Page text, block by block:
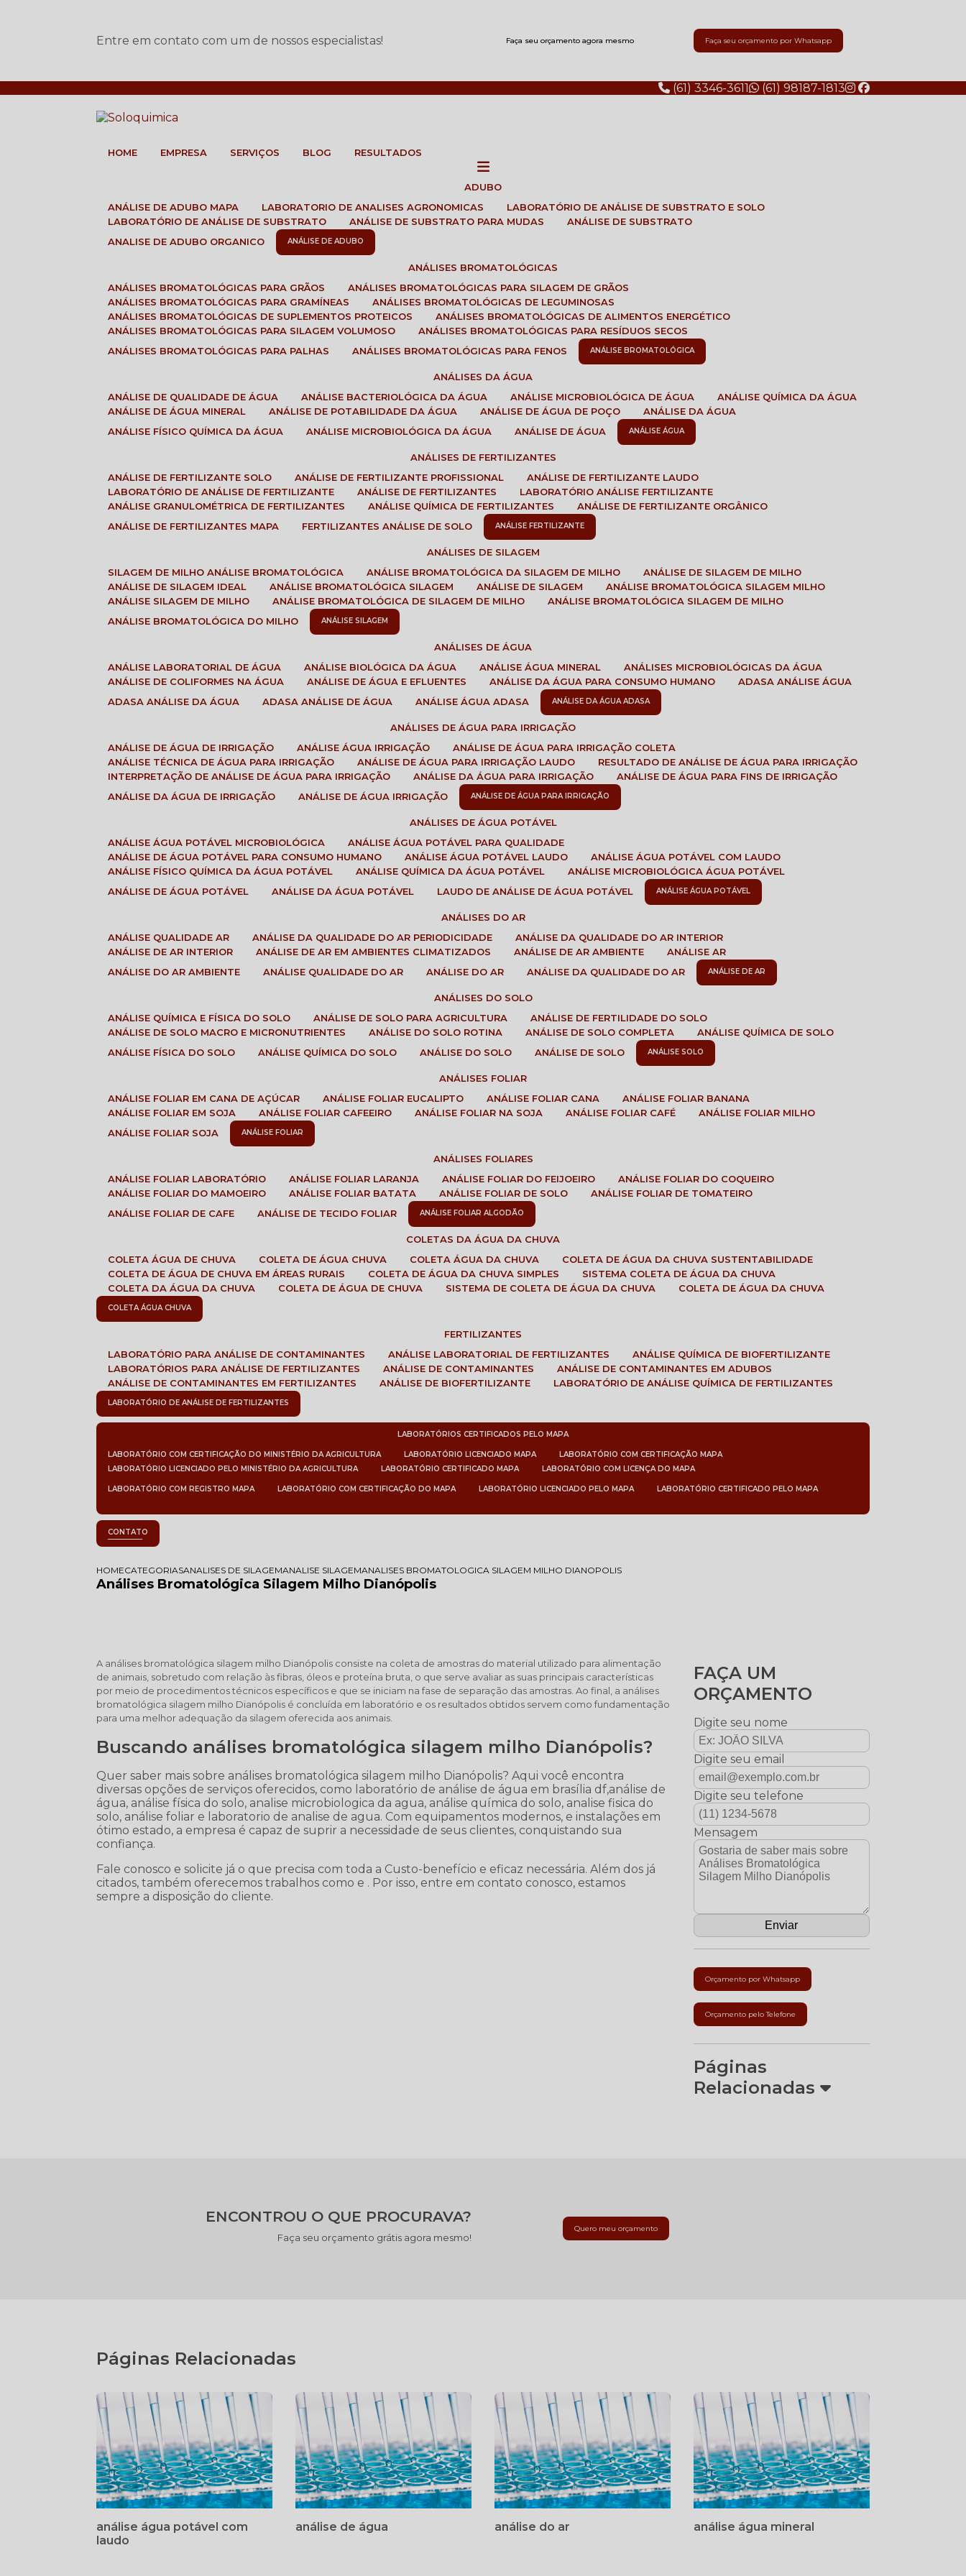
Entre em contato com um de nossos especialistas! Faça seu orçamento agora mesmo Faça seu orçamento por Whatsapp
(61) 3346-3611 (61) 98187-1813
HOME EMPRESA SERVIÇOS BLOG RESULTADOS
ADUBO
ANÁLISE DE ADUBO MAPA
LABORATORIO DE ANALISES AGRONOMICAS
LABORATÓRIO DE ANÁLISE DE SUBSTRATO E SOLO
LABORATÓRIO DE ANÁLISE DE SUBSTRATO
ANÁLISE DE SUBSTRATO PARA MUDAS
ANÁLISE DE SUBSTRATO
ANALISE DE ADUBO ORGANICO
ANÁLISE DE ADUBO
ANÁLISES BROMATOLÓGICAS
ANÁLISES BROMATOLÓGICAS PARA GRÃOS
ANÁLISES BROMATOLÓGICAS PARA SILAGEM DE GRÃOS
ANÁLISES BROMATOLÓGICAS PARA GRAMÍNEAS
ANÁLISES BROMATOLÓGICAS DE LEGUMINOSAS
ANÁLISES BROMATOLÓGICAS DE SUPLEMENTOS PROTEICOS
ANÁLISES BROMATOLÓGICAS DE ALIMENTOS ENERGÉTICO
ANÁLISES BROMATOLÓGICAS PARA SILAGEM VOLUMOSO
ANÁLISES BROMATOLÓGICAS PARA RESÍDUOS SECOS
ANÁLISES BROMATOLÓGICAS PARA PALHAS
ANÁLISES BROMATOLÓGICAS PARA FENOS ANÁLISE BROMATOLÓGICA
ANÁLISES DA ÁGUA
ANÁLISE DE QUALIDADE DE ÁGUA
ANÁLISE BACTERIOLÓGICA DA ÁGUA ANÁLISE MICROBIOLÓGICA DE ÁGUA
ANÁLISE QUÍMICA DA ÁGUA
ANÁLISE DE ÁGUA MINERAL
ANÁLISE DE POTABILIDADE DA ÁGUA ANÁLISE DE ÁGUA DE POÇO
ANÁLISE DA ÁGUA
ANÁLISE FÍSICO QUÍMICA DA ÁGUA
ANÁLISE MICROBIOLÓGICA DA ÁGUA ANÁLISE DE ÁGUA ANÁLISE ÁGUA
ANÁLISES DE FERTILIZANTES
ANÁLISE DE FERTILIZANTE SOLO
ANÁLISE DE FERTILIZANTE PROFISSIONAL
ANÁLISE DE FERTILIZANTE LAUDO
LABORATÓRIO DE ANÁLISE DE FERTILIZANTE
ANÁLISE DE FERTILIZANTES
LABORATÓRIO ANÁLISE FERTILIZANTE
ANÁLISE GRANULOMÉTRICA DE FERTILIZANTES
ANÁLISE QUÍMICA DE FERTILIZANTES
ANÁLISE DE FERTILIZANTE ORGÂNICO
ANÁLISE DE FERTILIZANTES MAPA
FERTILIZANTES ANÁLISE DE SOLO ANÁLISE FERTILIZANTE
ANÁLISES DE SILAGEM
SILAGEM DE MILHO ANÁLISE BROMATOLÓGICA
ANÁLISE BROMATOLÓGICA DA SILAGEM DE MILHO
ANÁLISE DE SILAGEM DE MILHO
ANÁLISE DE SILAGEM IDEAL
ANÁLISE BROMATOLÓGICA SILAGEM ANÁLISE DE SILAGEM
ANÁLISE BROMATOLÓGICA SILAGEM MILHO
ANÁLISE SILAGEM DE MILHO
ANÁLISE BROMATOLÓGICA DE SILAGEM DE MILHO
ANÁLISE BROMATOLÓGICA SILAGEM DE MILHO
ANÁLISE BROMATOLÓGICA DO MILHO
ANÁLISE SILAGEM
ANÁLISES DE ÁGUA
ANÁLISE LABORATORIAL DE ÁGUA
ANÁLISE BIOLÓGICA DA ÁGUA ANÁLISE ÁGUA MINERAL
ANÁLISES MICROBIOLÓGICAS DA ÁGUA
ANÁLISE DE COLIFORMES NA ÁGUA
ANÁLISE DE ÁGUA E EFLUENTES ANÁLISE DA ÁGUA PARA CONSUMO HUMANO
ADASA ANÁLISE ÁGUA
ADASA ANÁLISE DA ÁGUA
ADASA ANÁLISE DE ÁGUA ANÁLISE ÁGUA ADASA ANÁLISE DA ÁGUA ADASA
ANÁLISES DE ÁGUA PARA IRRIGAÇÃO
ANÁLISE DE ÁGUA DE IRRIGAÇÃO
ANÁLISE ÁGUA IRRIGAÇÃO
ANÁLISE DE ÁGUA PARA IRRIGAÇÃO COLETA
ANÁLISE TÉCNICA DE ÁGUA PARA IRRIGAÇÃO
ANÁLISE DE ÁGUA PARA IRRIGAÇÃO LAUDO
RESULTADO DE ANÁLISE DE ÁGUA PARA IRRIGAÇÃO
INTERPRETAÇÃO DE ANÁLISE DE ÁGUA PARA IRRIGAÇÃO
ANÁLISE DA ÁGUA PARA IRRIGAÇÃO
ANÁLISE DE ÁGUA PARA FINS DE IRRIGAÇÃO
ANÁLISE DA ÁGUA DE IRRIGAÇÃO
ANÁLISE DE ÁGUA IRRIGAÇÃO ANÁLISE DE ÁGUA PARA IRRIGAÇÃO
ANÁLISES DE ÁGUA POTÁVEL
ANÁLISE ÁGUA POTÁVEL MICROBIOLÓGICA
ANÁLISE ÁGUA POTÁVEL PARA QUALIDADE
ANÁLISE DE ÁGUA POTÁVEL PARA CONSUMO HUMANO
ANÁLISE ÁGUA POTÁVEL LAUDO
ANÁLISE ÁGUA POTÁVEL COM LAUDO
ANÁLISE FÍSICO QUÍMICA DA ÁGUA POTÁVEL
ANÁLISE QUÍMICA DA ÁGUA POTÁVEL
ANÁLISE MICROBIOLÓGICA ÁGUA POTÁVEL
ANÁLISE DE ÁGUA POTÁVEL
ANÁLISE DA ÁGUA POTÁVEL LAUDO DE ANÁLISE DE ÁGUA POTÁVEL ANÁLISE ÁGUA POTÁVEL
ANÁLISES DO AR
ANÁLISE QUALIDADE AR
ANÁLISE DA QUALIDADE DO AR PERIODICIDADE
ANÁLISE DA QUALIDADE DO AR INTERIOR
ANÁLISE DE AR INTERIOR
ANÁLISE DE AR EM AMBIENTES CLIMATIZADOS ANÁLISE DE AR AMBIENTE
ANÁLISE AR
ANÁLISE DO AR AMBIENTE
ANÁLISE QUALIDADE DO AR ANÁLISE DO AR ANÁLISE DA QUALIDADE DO AR ANÁLISE DE AR
ANÁLISES DO SOLO
ANÁLISE QUÍMICA E FÍSICA DO SOLO
ANÁLISE DE SOLO PARA AGRICULTURA
ANÁLISE DE FERTILIDADE DO SOLO
ANÁLISE DE SOLO MACRO E MICRONUTRIENTES
ANÁLISE DO SOLO ROTINA ANÁLISE DE SOLO COMPLETA
ANÁLISE QUÍMICA DE SOLO
ANÁLISE FÍSICA DO SOLO
ANÁLISE QUÍMICA DO SOLO ANÁLISE DO SOLO ANÁLISE DE SOLO ANÁLISE SOLO
ANÁLISES FOLIAR
ANÁLISE FOLIAR EM CANA DE AÇÚCAR
ANÁLISE FOLIAR EUCALIPTO ANÁLISE FOLIAR CANA
ANÁLISE FOLIAR BANANA
ANÁLISE FOLIAR EM SOJA
ANÁLISE FOLIAR CAFEEIRO ANÁLISE FOLIAR NA SOJA ANÁLISE FOLIAR CAFÉ
ANÁLISE FOLIAR MILHO
ANÁLISE FOLIAR SOJA
ANÁLISE FOLIAR
ANÁLISES FOLIARES
ANÁLISE FOLIAR LABORATÓRIO
ANÁLISE FOLIAR LARANJA ANÁLISE FOLIAR DO FEIJOEIRO
ANÁLISE FOLIAR DO COQUEIRO
ANÁLISE FOLIAR DO MAMOEIRO
ANÁLISE FOLIAR BATATA ANÁLISE FOLIAR DE SOLO
ANÁLISE FOLIAR DE TOMATEIRO
ANÁLISE FOLIAR DE CAFE
ANÁLISE DE TECIDO FOLIAR ANÁLISE FOLIAR ALGODÃO
COLETAS DA ÁGUA DA CHUVA
COLETA ÁGUA DE CHUVA
COLETA DE ÁGUA CHUVA COLETA ÁGUA DA CHUVA
COLETA DE ÁGUA DA CHUVA SUSTENTABILIDADE
COLETA DE ÁGUA DE CHUVA EM ÁREAS RURAIS
COLETA DE ÁGUA DA CHUVA SIMPLES
SISTEMA COLETA DE ÁGUA DA CHUVA
COLETA DA ÁGUA DA CHUVA
COLETA DE ÁGUA DE CHUVA SISTEMA DE COLETA DE ÁGUA DA CHUVA COLETA DE ÁGUA DA CHUVA
COLETA ÁGUA CHUVA
FERTILIZANTES
LABORATÓRIO PARA ANÁLISE DE CONTAMINANTES
ANÁLISE LABORATORIAL DE FERTILIZANTES
ANÁLISE QUÍMICA DE BIOFERTILIZANTE
LABORATÓRIOS PARA ANÁLISE DE FERTILIZANTES
ANÁLISE DE CONTAMINANTES
ANÁLISE DE CONTAMINANTES EM ADUBOS
ANÁLISE DE CONTAMINANTES EM FERTILIZANTES
ANÁLISE DE BIOFERTILIZANTE LABORATÓRIO DE ANÁLISE QUÍMICA DE FERTILIZANTES
LABORATÓRIO DE ANÁLISE DE FERTILIZANTES
LABORATÓRIOS CERTIFICADOS PELO MAPA
LABORATÓRIO COM CERTIFICAÇÃO DO MINISTÉRIO DA AGRICULTURA LABORATÓRIO LICENCIADO MAPA
LABORATÓRIO COM CERTIFICAÇÃO MAPA
LABORATÓRIO LICENCIADO PELO MINISTÉRIO DA AGRICULTURA
LABORATÓRIO CERTIFICADO MAPA LABORATÓRIO COM LICENÇA DO MAPA
LABORATÓRIO COM REGISTRO MAPA LABORATÓRIO COM CERTIFICAÇÃO DO MAPA LABORATÓRIO LICENCIADO PELO MAPA LABORATÓRIO CERTIFICADO PELO MAPA
CONTATO
HOMECATEGORIASANALISES DE SILAGEMANALISE SILAGEMANALISES BROMATOLOGICA SILAGEM MILHO DIANOPOLIS
Análises Bromatológica Silagem Milho Dianópolis
A análises bromatológica silagem milho Dianópolis consiste na coleta de amostras do material utilizado para alimentação
de animais, sobretudo com relação às fibras, óleos e proteína bruta, o que serve avaliar as suas principais características
por meio de procedimentos técnicos específicos e que se iniciam na fase de separação das amostras. Ao final, a análises
bromatológica silagem milho Dianópolis é concluída em laboratório e os resultados obtidos servem como fundamentação
para uma melhor adequação da silagem oferecida aos animais.
Buscando análises bromatológica silagem milho Dianópolis?
Quer saber mais sobre análises bromatológica silagem milho Dianópolis? Aqui você encontra
diversas opções de serviços oferecidos, como laboratório de análise de água em brasília df,análise de
água, análise física do solo, analise microbiologica da agua, análise química do solo, analise fisica do
solo, análise foliar e laboratorio de analise de agua. Com equipamentos modernos, e instalações em
ótimo estado, a empresa é capaz de suprir a necessidade de seus clientes, conquistando sua
confiança.
Fale conosco e solicite já o que precisa com toda a Custo-benefício e eficaz necessária. Além dos já
citados, também oferecemos trabalhos como e . Por isso, entre em contato conosco, estamos
sempre a disposição do cliente.
FAÇA UM
ORÇAMENTO
Digite seu nome
Digite seu email
Digite seu telefone
Mensagem
Orçamento por Whatsapp
Orçamento pelo Telefone
Páginas
Relacionadas
ENCONTROU O QUE PROCURAVA?
Faça seu orçamento grátis agora mesmo!
Quero meu orçamento
Páginas Relacionadas
análise água potável com
laudo
análise de água análise do ar análise água mineral